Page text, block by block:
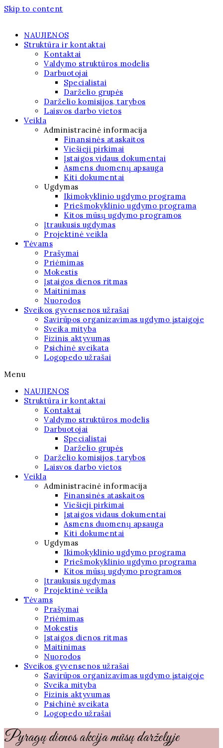
Skip to content
NAUJIENOS
Struktūra ir kontaktai
Kontaktai
Valdymo struktūros modelis
Darbuotojai
Specialistai
Darželio grupės
Darželio komisijos, tarybos
Laisvos darbo vietos
Veikla
Administracinė informacija
Finansinės ataskaitos
Viešieji pirkimai
Įstaigos vidaus dokumentai
Asmens duomenų apsauga
Kiti dokumentai
Ugdymas
Ikimokyklinio ugdymo programa
Priešmokyklinio ugdymo programa
Kitos mūsų ugdymo programos
Įtraukusis ugdymas
Projektinė veikla
Tėvams
Prašymai
Priėmimas
Mokestis
Įstaigos dienos ritmas
Maitinimas
Nuorodos
Sveikos gyvensenos užrašai
Savirūpos organizavimas ugdymo įstaigoje
Sveika mityba
Fizinis aktyvumas
Psichinė sveikata
Logopedo užrašai
Menu
NAUJIENOS
Struktūra ir kontaktai
Kontaktai
Valdymo struktūros modelis
Darbuotojai
Specialistai
Darželio grupės
Darželio komisijos, tarybos
Laisvos darbo vietos
Veikla
Administracinė informacija
Finansinės ataskaitos
Viešieji pirkimai
Įstaigos vidaus dokumentai
Asmens duomenų apsauga
Kiti dokumentai
Ugdymas
Ikimokyklinio ugdymo programa
Priešmokyklinio ugdymo programa
Kitos mūsų ugdymo programos
Įtraukusis ugdymas
Projektinė veikla
Tėvams
Prašymai
Priėmimas
Mokestis
Įstaigos dienos ritmas
Maitinimas
Nuorodos
Sveikos gyvensenos užrašai
Savirūpos organizavimas ugdymo įstaigoje
Sveika mityba
Fizinis aktyvumas
Psichinė sveikata
Logopedo užrašai
Pyragų dienos akcija mūsų darželyje